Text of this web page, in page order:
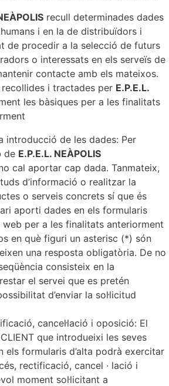
recull determinades dades
i en la de distribuïdors i
de procedir a la selecció de futurs
o interessats en els serveïs de
contacte amb els mateixos.
i tractades per E.P.E.L.
les bàsiques per a les finalitats
introducció de les dades: Per
de E.P.E.L. NEÀPOLIS
cal aportar cap dada. Tanmateix,
d’informació o realitzar la
o serveis concrets sí que és
aporti dades en els formularis
per a les finalitats anteriorment
en què figuri un asterisc (*) són
una resposta obligatòria. De no
consisteix en la
el servei que es pretén
d’enviar la sol·licitud
cancel·lació i oposició: El
que introdueixi les seves
els formularis d’alta podrà exercitar
rectificació, cancel · lació i
moment sol·licitant a